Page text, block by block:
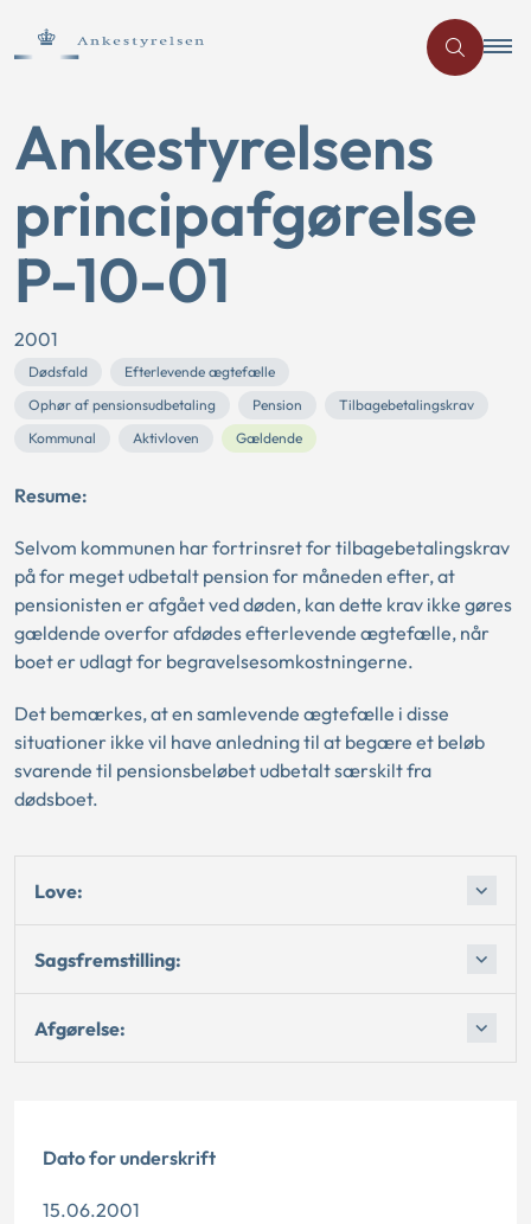
Ankestyrelsens
principafgørelse
P-10-01
2001
Dødsfald
Efterlevende ægtefælle
Ophør af pensionsudbetaling
Pension
Tilbagebetalingskrav
Kommunal
Aktivloven Gældende
Resume:
Selvom kommunen har fortrinsret for tilbagebetalingskrav
på for meget udbetalt pension for måneden efter, at
pensionisten er afgået ved døden, kan dette krav ikke gøres
gældende overfor afdødes efterlevende ægtefælle, når
boet er udlagt for begravelsesomkostningerne.
Det bemærkes, at en samlevende ægtefælle i disse
situationer ikke vil have anledning til at begære et beløb
svarende til pensionsbeløbet udbetalt særskilt fra
dødsboet.
Love:
Sagsfremstilling:
Afgørelse:
Dato for underskrift
15.06.2001